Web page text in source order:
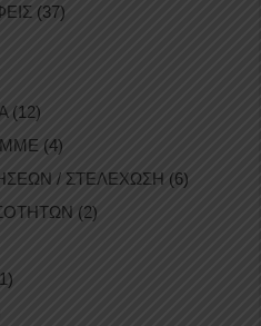
(37)
(12)
ΜΜΕ (4)
/ ΣΤΕΛΕΧΩΣΗ (6)
(2)